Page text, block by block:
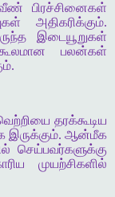
பிரச்சினைகள்
அதிகரிக்கும்.
இடையூறுகள்
பலன்கள்
தரக்கூடிய
இருக்கும். ஆன்மீக
செய்பவர்களுக்கு
முயற்சிகளில்